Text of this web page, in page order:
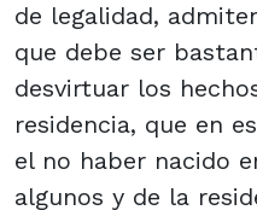
de legalidad,
que debe ser
desvirtuar los
residencia, que en
el no haber nacido
algunos y de la